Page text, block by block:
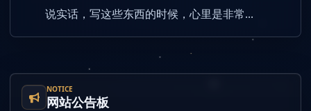
NOTICE
网站公告板
说实话，写这些东西的时候，心里是非常...